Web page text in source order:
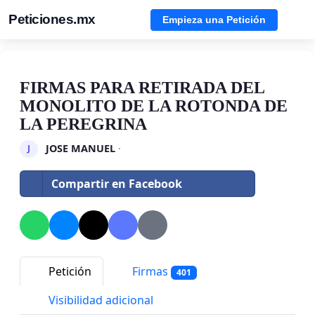
Peticiones.mx Empieza una Petición
FIRMAS PARA RETIRADA DEL
MONOLITO DE LA ROTONDA DE
LA PEREGRINA
J JOSE MANUEL·
Compartir en Facebook
Petición Firmas 401
Visibilidad adicional